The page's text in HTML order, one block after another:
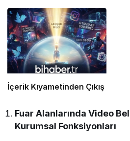
Conference
İçerik Kıyametinden Çıkış
Fuar Alanlarında Video
Kurumsal Fonksiyonları